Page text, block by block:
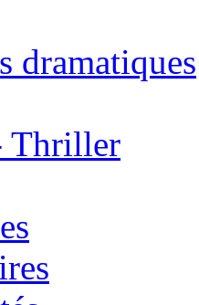
dramatiques
Thriller